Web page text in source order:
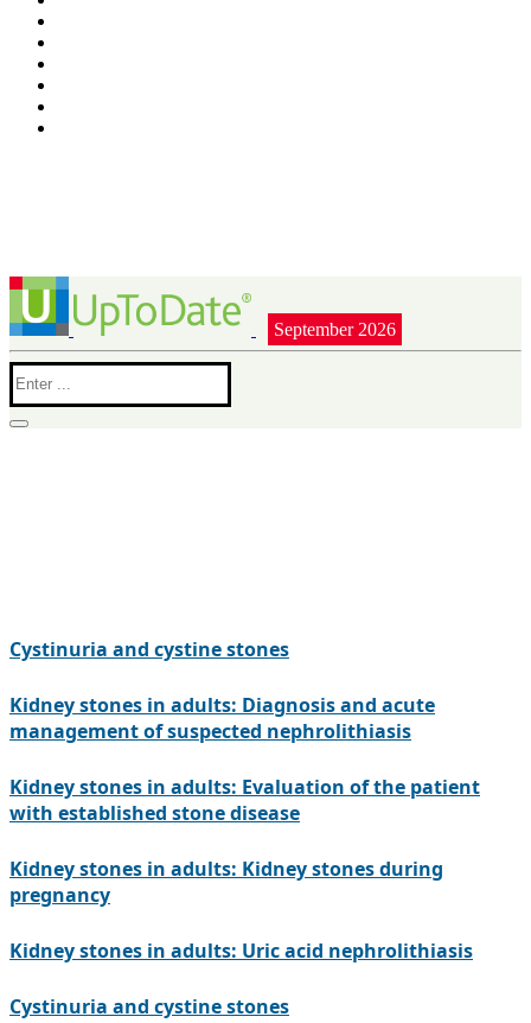
September 2026
Cystinuria and cystine stones
Kidney stones in adults: Diagnosis and acute
management of suspected nephrolithiasis
Kidney stones in adults: Evaluation of the patient
with established stone disease
Kidney stones in adults: Kidney stones during
pregnancy
Kidney stones in adults: Uric acid nephrolithiasis
Cystinuria and cystine stones